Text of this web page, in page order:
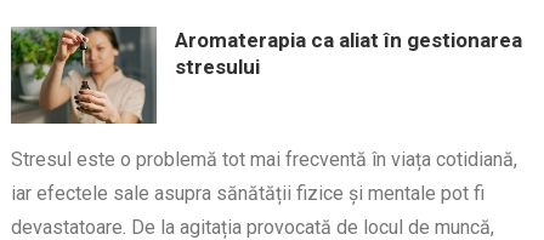
Aromaterapia ca aliat în gestionarea
stresului
Stresul este o problemă tot mai frecventă în viața cotidiană,
iar efectele sale asupra sănătății fizice și mentale pot fi
devastatoare. De la agitația provocată de locul de muncă,